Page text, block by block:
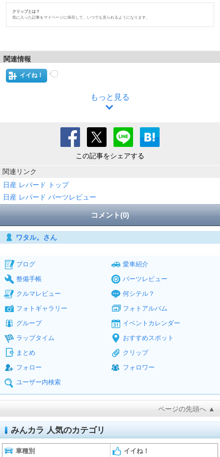
クリップとは？
気に入った記事をマイページに保存して、いつでも見られるようになります。
関連情報
イイね！
もっと見る
この記事をシェアする
関連リンク
日産 レパード トップ
日産 レパード パーツレビュー
コメント(0)
ワタル。さん
ブログ
愛車紹介
整備手帳
パーツレビュー
クルマレビュー
何シテル？
フォトギャラリー
フォトアルバム
グループ
イベントカレンダー
ラップタイム
おすすめスポット
まとめ
クリップ
フォロー
フォロワー
ユーザー内検索
ページの先頭へ ▲
みんカラ 人気のカテゴリ
車種別 イイね！